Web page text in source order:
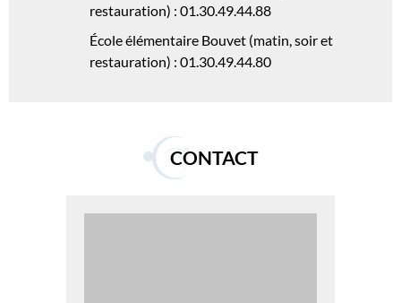
restauration) : 01.30.49.44.88
École élémentaire Bouvet (matin, soir et
restauration) : 01.30.49.44.80
CONTACT